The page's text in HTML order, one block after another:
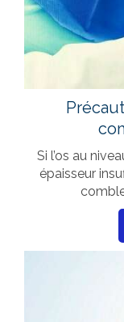
Si l’os au
épaisseur